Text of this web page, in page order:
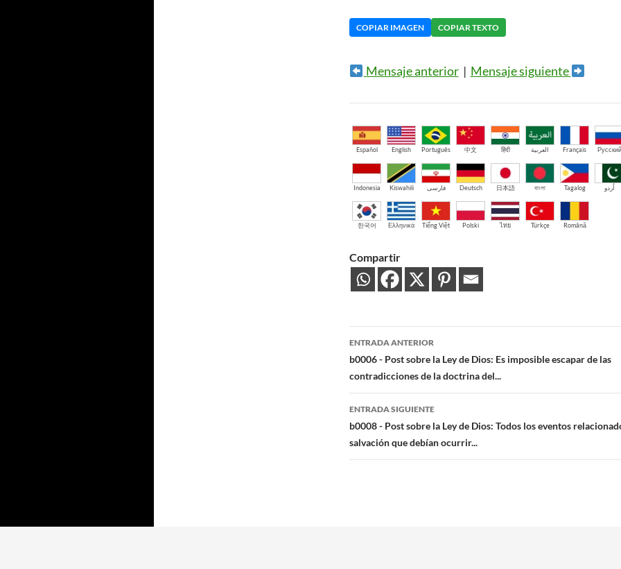
COPIAR IMAGEN COPIAR TEXTO
Mensaje anterior| Mensaje siguiente
Español English Português 中文 हिंदी العربية Français Русский
Indonesia Kiswahili فارسی Deutsch 日本語 বাংলা Tagalog اُردو
한국어 Ελληνικά Tiếng Việt Polski ไทย Türkçe Română
Compartir
Navegación
de
entradas
ENTRADA ANTERIOR
b0006 - Post sobre la Ley de Dios: Es imposible escapar de las
contradicciones de la doctrina del...
ENTRADA SIGUIENTE
b0008 - Post sobre la Ley de Dios: Todos los eventos
salvación que debían ocurrir...